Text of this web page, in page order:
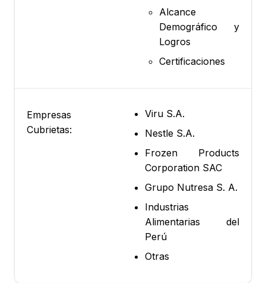
Alcance
Demográfico y
Logros
Certificaciones
Empresas
Cubrietas:
Viru S.A.
Nestle S.A.
Frozen Products
Corporation SAC
Grupo Nutresa S. A.
Industrias
Alimentarias del
Perú
Otras